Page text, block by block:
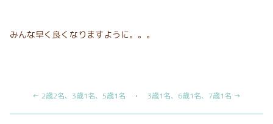
みんな早く良くなりますように。。。
← 2歳2名、3歳1名、5歳1名 ・ 3歳1名、6歳1名、7歳1名 →